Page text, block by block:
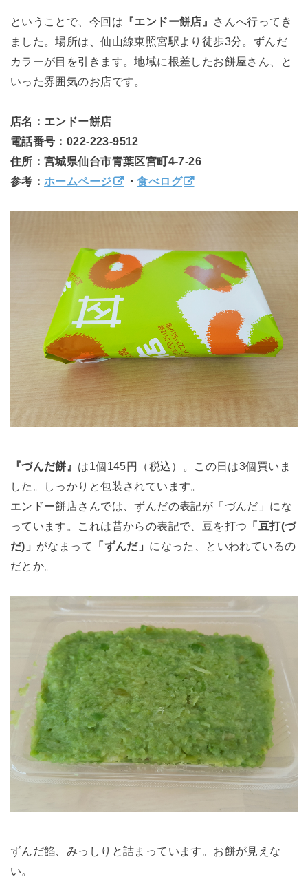
ということで、今回は 『エンドー餅店』 さんへ行ってき
ました。場所は、仙山線東照宮駅より徒歩3分。ずんだ
カラーが目を引きます。地域に根差したお餅屋さん、と
いった雰囲気のお店です。
店名：エンドー餅店
電話番号：022-223-9512
住所：宮城県仙台市青葉区宮町4-7-26
参考：ホームページ ・食べログ
『づんだ餅』 は1個145円（税込）。この日は3個買いま
した。しっかりと包装されています。
エンドー餅店さんでは、ずんだの表記が「づんだ」にな
っています。これは昔からの表記で、豆を打つ 「豆打(づ
だ)」 がなまって 「ずんだ」 になった、といわれているの
だとか。
ずんだ餡、みっしりと詰まっています。お餅が見えな
い。